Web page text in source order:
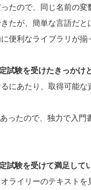
たので、同じ名前の
たが、簡単な言語だ
便利なライブラリが
験を受けたきっかけ
にあたり、取得可能
ったので、独力で入
試験を受けて満足して
ライリーのテキスト